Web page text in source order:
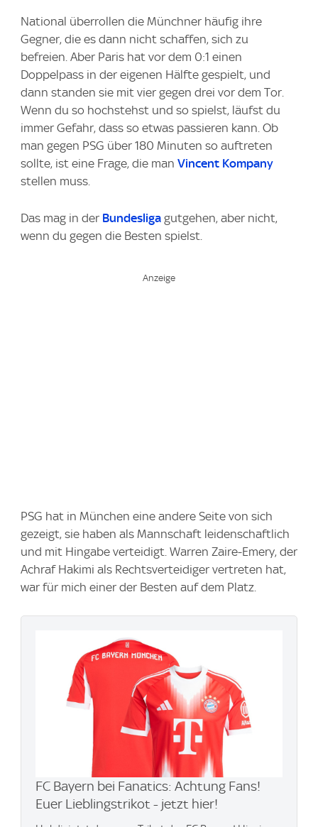
National überrollen die Münchner häufig ihre
Gegner, die es dann nicht schaffen, sich zu
befreien. Aber Paris hat vor dem 0:1 einen
Doppelpass in der eigenen Hälfte gespielt, und
dann standen sie mit vier gegen drei vor dem Tor.
Wenn du so hochstehst und so spielst, läufst du
immer Gefahr, dass so etwas passieren kann. Ob
man gegen PSG über 180 Minuten so auftreten
sollte, ist eine Frage, die man Vincent Kompany
stellen muss.
Das mag in der Bundesliga gutgehen, aber nicht,
wenn du gegen die Besten spielst.
PSG hat in München eine andere Seite von sich
gezeigt, sie haben als Mannschaft leidenschaftlich
und mit Hingabe verteidigt. Warren Zaire-Emery, der
Achraf Hakimi als Rechtsverteidiger vertreten hat,
war für mich einer der Besten auf dem Platz.
FC Bayern bei Fanatics: Achtung Fans!
Euer Lieblingstrikot - jetzt hier!